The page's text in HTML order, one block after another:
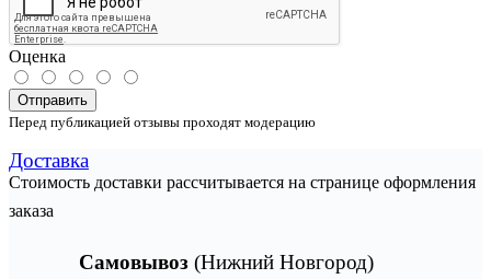
Оценка
Отправить
Перед публикацией отзывы проходят модерацию
Доставка
Стоимость доставки рассчитывается на странице оформления
заказа
Самовывоз (Нижний Новгород)